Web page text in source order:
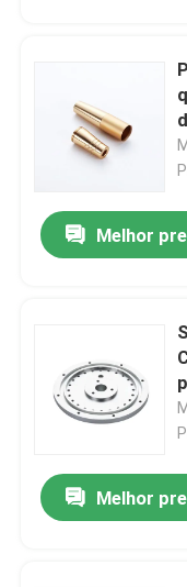
Para casa
Vídeos
Visita à fábrica
Melhor
Melhor